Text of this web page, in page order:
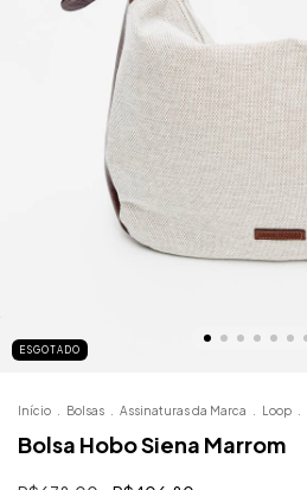
ESGOTADO
Início Bolsas Assinaturas da Marca Loop
Bolsa Hobo Siena Marrom